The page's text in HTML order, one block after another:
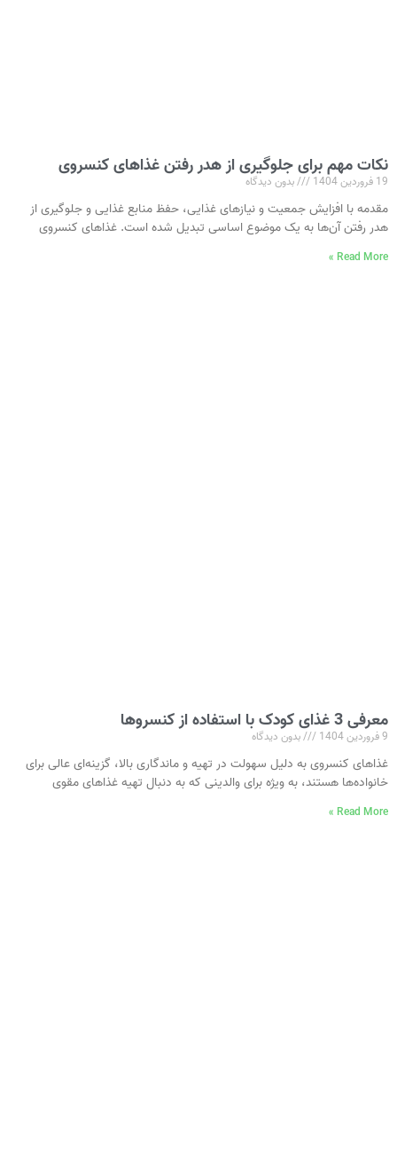
نکات مهم برای جلوگیری از هدر رفتن غذاهای کنسروی
19 فروردین 1404 بدون دیدگاه
مقدمه با افزایش جمعیت و نیازهای غذایی، حفظ منابع غذایی و جلوگیری از
هدر رفتن آن‌ها به یک موضوع اساسی تبدیل شده است. غذاهای کنسروی
Read More »
معرفی 3 غذای کودک با استفاده از کنسروها
9 فروردین 1404 بدون دیدگاه
غذاهای کنسروی به دلیل سهولت در تهیه و ماندگاری بالا، گزینه‌ای عالی برای
خانواده‌ها هستند، به ویژه برای والدینی که به دنبال تهیه غذاهای مقوی
Read More »